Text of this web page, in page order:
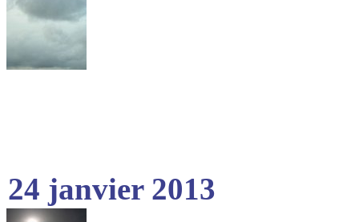
24 janvier 2013